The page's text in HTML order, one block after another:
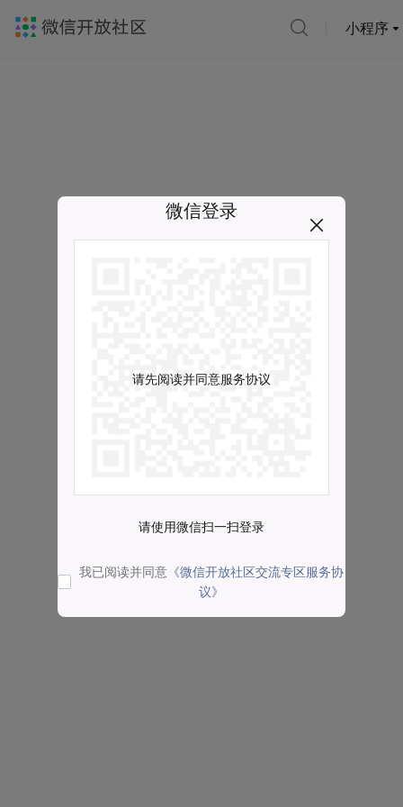
小程序
微信登录
请先阅读并同意服务协议
请使用微信扫一扫登录
我已阅读并同意 《微信开放社区交流专区服务协
议》